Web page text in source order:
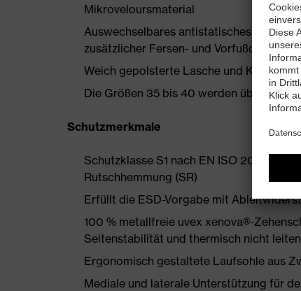
Mikroveloursmaterial
Auswechselbares antistatisches
zusätzlicher Fersen- und
Weich gepolsterte Lasche und Kragen
Die Größen 35 bis 40 werden über einen
Schutzmerkmale
Schutzklasse S1 nach EN ISO
Rutschhemmung (SR)
Erfüllt die ESD-Vorgabe mit
100 % metallfreie uvex xenova®-
Seitenstabilität und thermisch nicht
Ergonomisch gestaltete Laufsohle aus
Mediale und laterale Unterstützung für